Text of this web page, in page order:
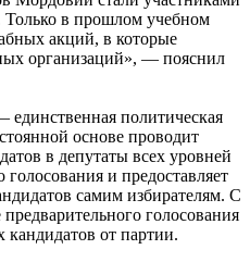
в прошлом учебном
акций, в которые
организаций», — пояснил
политическая
основе проводит
в депутаты всех уровней
и предоставляет
самим избирателям. С
голосования
кандидатов от партии.